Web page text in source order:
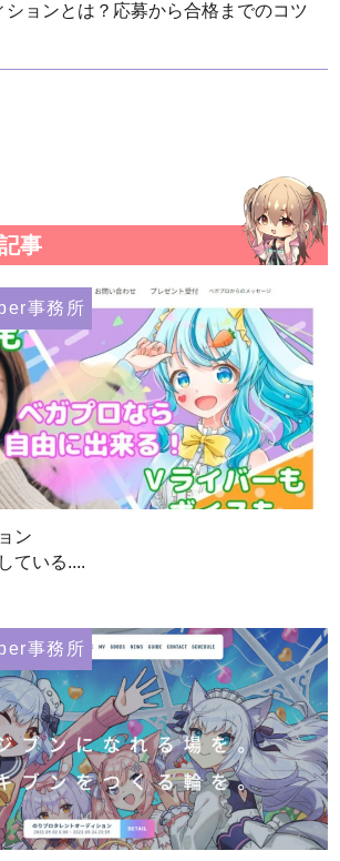
ションとは？応募から合格までのコツ
事
事務所
ン
ている....
事務所